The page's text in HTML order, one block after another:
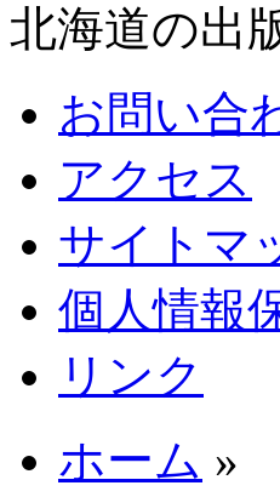
北海道の出
お問い合
アクセス
サイトマ
個人情報
リンク
ホーム »